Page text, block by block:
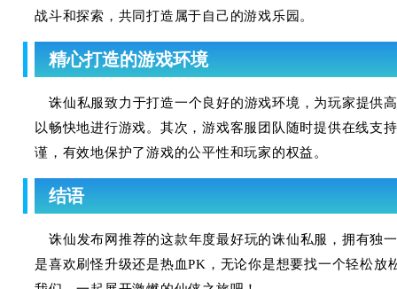
战斗和探索，共同打造属于自己的游戏乐园。
精心打造的游戏环境
诛仙私服致力于打造一个良好的游戏环境，为玩家提供
以畅快地进行游戏。其次，游戏客服团队随时提供在线支
谨，有效地保护了游戏的公平性和玩家的权益。
结语
诛仙发布网推荐的这款年度最好玩的诛仙私服，拥有独
是喜欢刷怪升级还是热血PK，无论你是想要找一个轻松